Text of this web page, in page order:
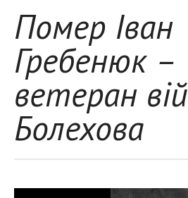
Помер Іван
Гребенюк –
ветеран
Болехова